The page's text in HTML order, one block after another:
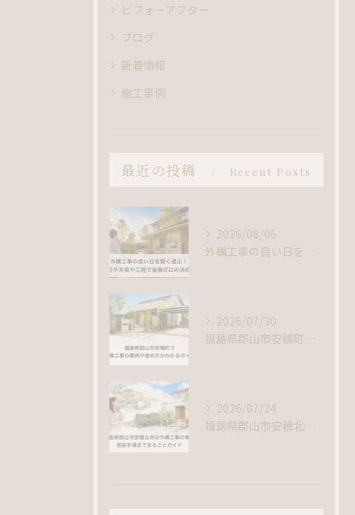
ビフォーアフター
ブログ
新着情報
施工事例
最近の投稿 Recent Posts
2026/08/06
外構工事の良い日を賢く選ぶ！吉日や天候や工程で後悔ゼロの決め方
2026/07/30
福島県郡山市安積町で外構工事の事例や進め方がわかるガイド
2026/07/24
福島県郡山市安積北井の外構工事の事例｜相談手順までまるごとガイド